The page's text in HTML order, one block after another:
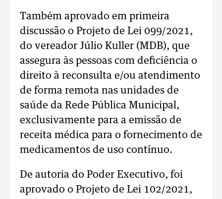
Também aprovado em primeira
discussão o Projeto de Lei 099/2021,
do vereador Júlio Kuller (MDB), que
assegura às pessoas com deficiência o
direito à reconsulta e/ou atendimento
de forma remota nas unidades de
saúde da Rede Pública Municipal,
exclusivamente para a emissão de
receita médica para o fornecimento de
medicamentos de uso contínuo.
De autoria do Poder Executivo, foi
aprovado o Projeto de Lei 102/2021,